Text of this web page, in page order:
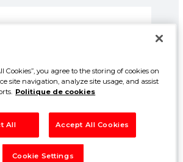
50000€
Cookies”, you agree to the storing of cookies on
site navigation, analyze site usage, and assist
Politique de cookies
All Accept All Cookies
Cookie Settings